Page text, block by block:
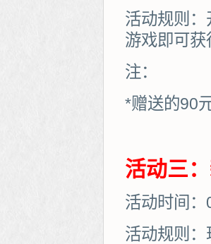
活动规则
游戏即可
注：
*赠送的90
活动三
活动时间
活动规则